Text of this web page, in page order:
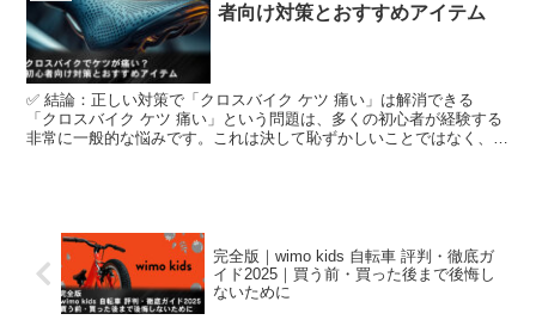
者向け対策とおすすめアイテム
✅ 結論：正しい対策で「クロスバイク ケツ 痛い」は解消できる
「クロスバイク ケツ 痛い」という問題は、多くの初心者が経験する
非常に一般的な悩みです。これは決して恥ずかしいことではなく、ク
完全版｜wimo kids 自転車 評判・徹底ガ
イド2025｜買う前・買った後まで後悔し
ないために